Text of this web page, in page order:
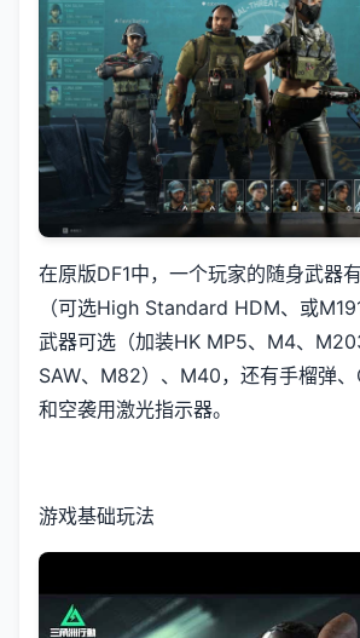
在原版DF1中，一个玩家的随身武器
（可选High Standard HDM、或
武器可选（加装HK MP5、M4、
SAW、M82）、M40，还有手榴弹
和空袭用激光指示器。
游戏基础玩法